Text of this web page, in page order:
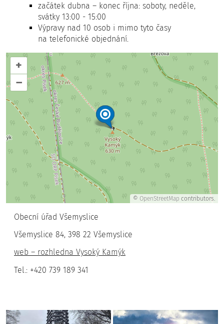
+
–
© OpenStreetMap contributors.
Obecní úřad Všemyslice
Všemyslice 84, 398 22 Všemyslice
web – rozhledna Vysoký Kamýk
Tel.: +420 739 189 341
začátek dubna – konec října: soboty, neděle,
svátky 13:00 - 15:00
Výpravy nad 10 osob i mimo tyto časy
na telefonické objednání.